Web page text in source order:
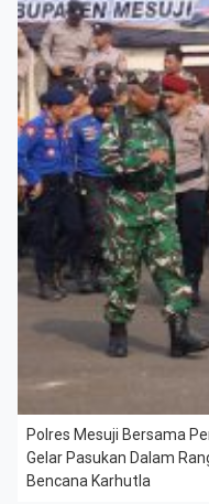
Polres Mesuji Bersama
Gelar Pasukan Dalam
Bencana Karhutla